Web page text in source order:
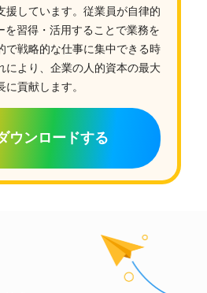
援しています。従業員が自律的
を習得・活用することで業務を
で戦略的な仕事に集中できる時
により、企業の人的資本の最大
貢献します。
ウンロードする